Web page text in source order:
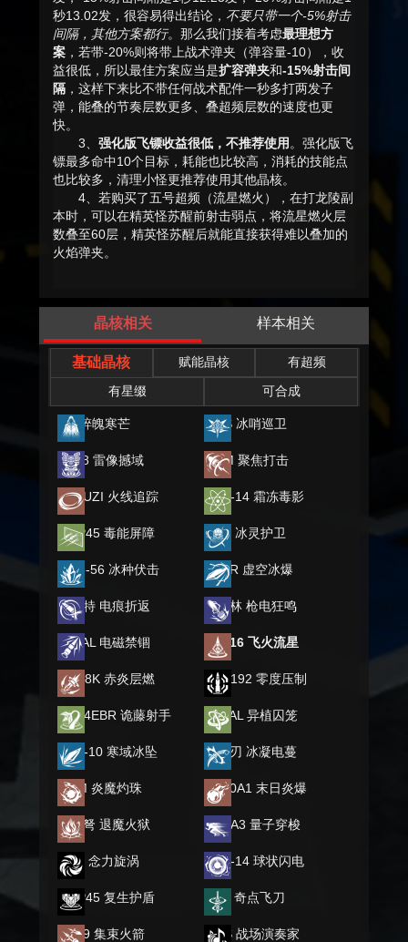
秒13.02发，很容易得出结论， 不要只带一个-5%射击
间隔，其他方案都行。那么我们接着考虑最理想方
案 ，若带-20%则将带上战术弹夹（弹容量-10），收
益很低，所以最佳方案应当是扩容弹夹和-15%射击间
隔 ，这样下来比不带任何战术配件一秒多打两发子
弹，能叠的节奏层数更多、叠超频层数的速度也更
快。
3、 强化版飞镖收益很低，不推荐使用 。强化版飞
镖最多命中10个目标，耗能也比较高，消耗的技能点
也比较多，清理小怪更推荐使用其他晶核。
4、若购买了五号超频（流星燃火），在打龙陵副
本时，可以在精英怪苏醒前射击弱点，将流星燃火层
数叠至60层，精英怪苏醒后就能直接获得难以叠加的
火焰弹夹。
晶核相关 样本相关
基础晶核 赋能晶核 有超频
有星缀 可合成
M7 碎魄寒芒 TWS 冰哨巡卫
DP28 雷像撼域 AWM 聚焦打击
双持UZI 火线追踪 BSG-14 霜冻毒影
UMP45 毒能屏障 AKM 冰灵护卫
Type-56 冰种伏击 SCAR 虚空冰爆
巴雷特 电痕折返 加特林 枪电狂鸣
ASVAL 电磁禁锢 HK416 飞火流星
Kar98K 赤炎层燃 QBZ192 零度压制
MK14EBR 诡藤射手 FNFAL 异植囚笼
NAR-10 寒域冰坠 双爪刃 冰凝电蔓
AWM 炎魔灼珠 M590A1 末日炎爆
复合弩 退魔火狱 MP5A3 量子穿梭
AUG 念力旋涡 BSG-14 球状闪电
UMP45 复生护盾 XM8 奇点飞刀
M249 集束火箭 TWS 战场演奏家